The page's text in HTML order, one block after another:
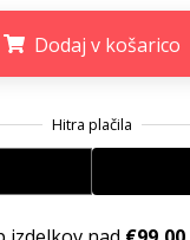
Dodaj v košarico